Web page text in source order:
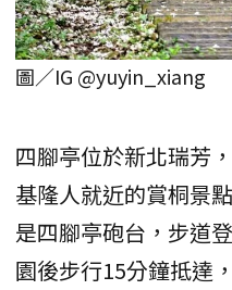
圖／IG @yuyin_xiang
四腳亭位於新北瑞芳
基隆人就近的賞桐景
是四腳亭砲台，步道
園後步行15分鐘抵達